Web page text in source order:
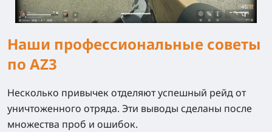
Наши профессиональные советы
по AZ3
Несколько привычек отделяют успешный рейд от
уничтоженного отряда. Эти выводы сделаны после
множества проб и ошибок.